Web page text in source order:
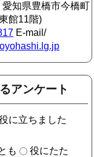
知県豊橋市今橋町
館11階)
E-mail/
アンケート
に立ちました
も
役にたた